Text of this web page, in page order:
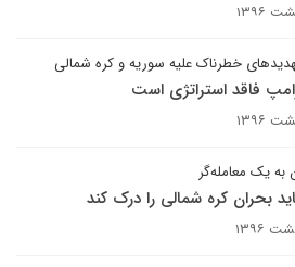
خطرناک علیه سوریه و کره شمالی
فاقد استراتژی است
به یک معامله‌گر
بحران کره شمالی را درک کند